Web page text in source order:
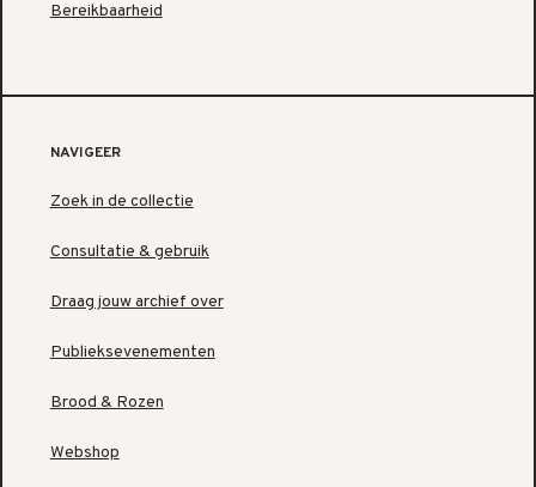
Bereikbaarheid
NAVIGEER
Zoek in de collectie
Consultatie & gebruik
Draag jouw archief over
Publieksevenementen
Brood & Rozen
Webshop